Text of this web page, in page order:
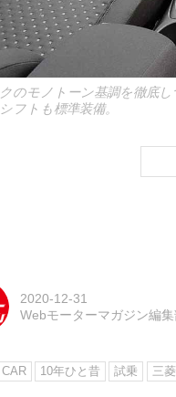
のモノトーン基調を徹底
フトも標準装備。
2020-12-31
Webモーターマガジン編集
CAR 10年ひと昔 試乗 三菱